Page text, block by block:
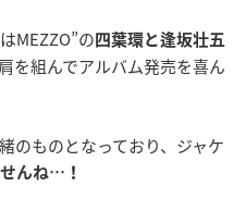
MEZZO”の 四葉環と逢坂壮五
を組んでアルバム発売を喜ん
のものとなっており、ジャケ
んね…！